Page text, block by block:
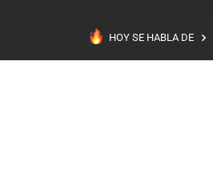
HOY SE HABLA DE